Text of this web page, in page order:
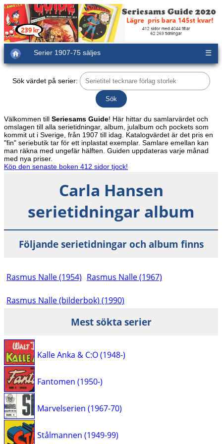
Serier 1907-75 säljes ☰
Sök värdet på serier:
Välkommen till Seriesams Guide! Här hittar du samlarvärdet och
omslagen till alla serietidningar, album, julalbum och pockets som
kommit ut i Sverige, från 1907 till idag. Katalogvärdet är det pris en
"fin" seriebutik tar för ett inplastat exemplar. Samlare emellan kan
man räkna med ungefär hälften. Guiden uppdateras varje månad
med nya priser.
Köp den senaste boken 412 sidor tjock!
Carla Hansen
serietidningar album
Följande serietidningar och album finns
Rasmus Nalle (1954) Rasmus Nalle (1967)
Rasmus Nalle (bilderbok) (1990)
Mest sökta serier
Kalle Anka & C:O (1948-)
Fantomen (1950-)
Marvelserien (1967-70)
Stålmannen (1949-99)